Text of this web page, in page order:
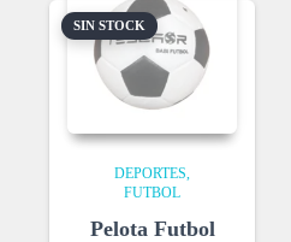
SIN STOCK
DEPORTES
FUTBOL
Pelota Futbol